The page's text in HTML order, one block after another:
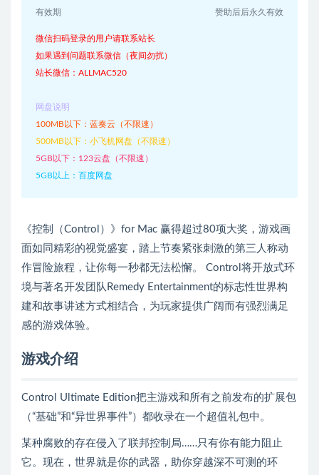
有效期 赞助后后永久有效
微信扫码登录的用户请联系站长
如果遇到问题联系微信（夜间勿扰）
站长微信：ALLMAC520
网盘说明
100MB以下：蓝奏云（不限速）
500MB以下：小飞机网盘（不限速）
5GB以下：123云盘（不限速）
5GB以上：百度网盘
《控制（Control）》for Mac 赢得超过80项大奖，游戏画
面如同精彩的视觉盛宴，踏上节奏紧张刺激的第三人称动
作冒险旅程，让你每一秒都无法松懈。 Control将开放式环
境与著名开发团队Remedy Entertainment的标志性世界构
建和故事讲述方式相结合，为玩家提供广阔而有强烈满足
感的游戏体验。
游戏介绍
Control Ultimate Edition把主游戏和所有之前发布的扩展包
（“基础”和“异世界事件”）都收录在一个超值礼包中。
某种腐败的存在侵入了联邦控制局……只有你有能力阻止
它。现在，世界就是你的武器，助你穿越深不可测的环